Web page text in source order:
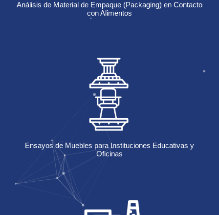
Análisis de Material de Empaque (Packaging) en Contacto
con Alimentos
Ensayos de Muebles para Instituciones Educativas y
Oficinas